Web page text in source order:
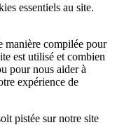
essentiels au site.
manière compilée pour
est utilisé et combien
pour nous aider à
expérience de
pistée sur notre site